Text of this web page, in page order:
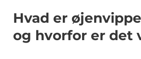
Hvad er
og hvorfor er det